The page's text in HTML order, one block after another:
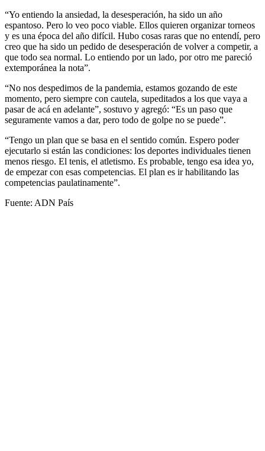
“Yo entiendo la ansiedad, la desesperación, ha sido un año
espantoso. Pero lo veo poco viable. Ellos quieren organizar torneos
y es una época del año difícil. Hubo cosas raras que no entendí, pero
creo que ha sido un pedido de desesperación de volver a competir, a
que todo sea normal. Lo entiendo por un lado, por otro me pareció
extemporánea la nota”.
“No nos despedimos de la pandemia, estamos gozando de este
momento, pero siempre con cautela, supeditados a los que vaya a
pasar de acá en adelante”, sostuvo y agregó: “Es un paso que
seguramente vamos a dar, pero todo de golpe no se puede”.
“Tengo un plan que se basa en el sentido común. Espero poder
ejecutarlo si están las condiciones: los deportes individuales tienen
menos riesgo. El tenis, el atletismo. Es probable, tengo esa idea yo,
de empezar con esas competencias. El plan es ir habilitando las
competencias paulatinamente”.
Fuente: ADN País